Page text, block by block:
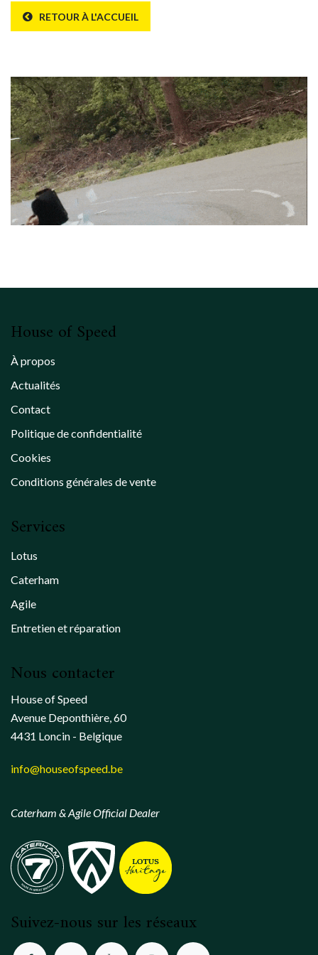
RETOUR À L'ACCUEIL
Erreur 404
House of Speed
À propos
Actualités
Contact
Politique de confidentialité
Cookies
Conditions générales de vente
Services
Lotus
Caterham
Agile
Entretien et réparation
Nous contacter
House of Speed
Avenue Deponthière, 60
4431 Loncin - Belgique
info@houseofspeed.be
Caterham & Agile Official Dealer
Suivez-nous sur les réseaux